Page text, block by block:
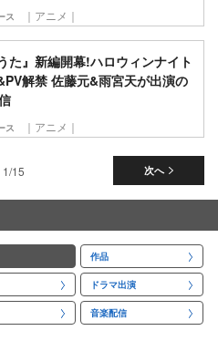
ス ｜アニメ｜
た』新編開幕!ハロウィンナイト
解禁 佐藤元&雨宮天が出演の
ス ｜アニメ｜
次へ
1/15
作品
ドラマ出演
音楽配信